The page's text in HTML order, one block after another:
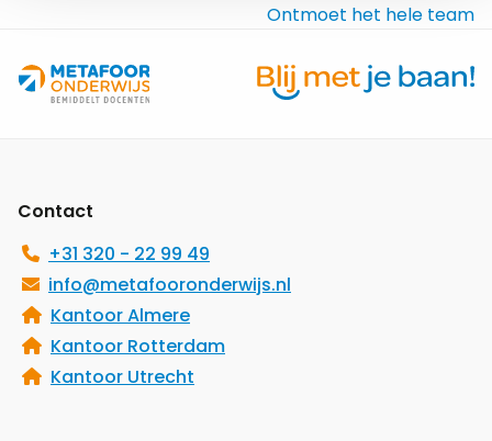
Ontmoet het hele team
Contact
+31 320 - 22 99 49
info@metafooronderwijs.nl
Kantoor Almere
Kantoor Rotterdam
Kantoor Utrecht